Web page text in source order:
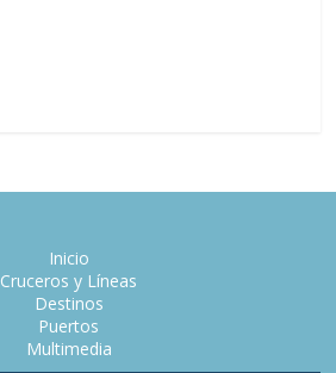
Inicio
Cruceros y Líneas
Destinos
Puertos
Multimedia